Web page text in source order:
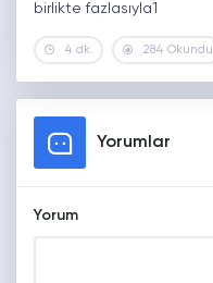
birlikte fazlasıyla1
4 dk. 284 Okundu
Yorumlar
Yorum